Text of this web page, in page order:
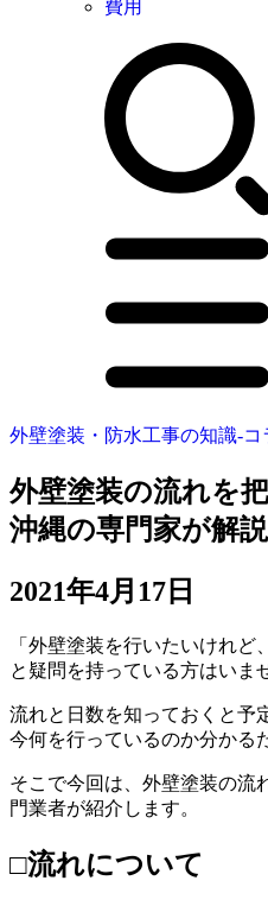
費用
外壁塗装・防水工事の知識‐コ
外壁塗装の流れを
沖縄の専門家が解
2021年4月17日
「外壁塗装を行いたいけれど
と疑問を持っている方はいま
流れと日数を知っておくと予
今何を行っているのか分かる
そこで今回は、外壁塗装の流
門業者が紹介します。
□流れについて